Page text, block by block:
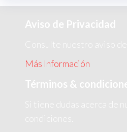
Aviso de Privacidad
Consulte nuestro aviso
Más Información
Términos &
Si tiene dudas acerca de